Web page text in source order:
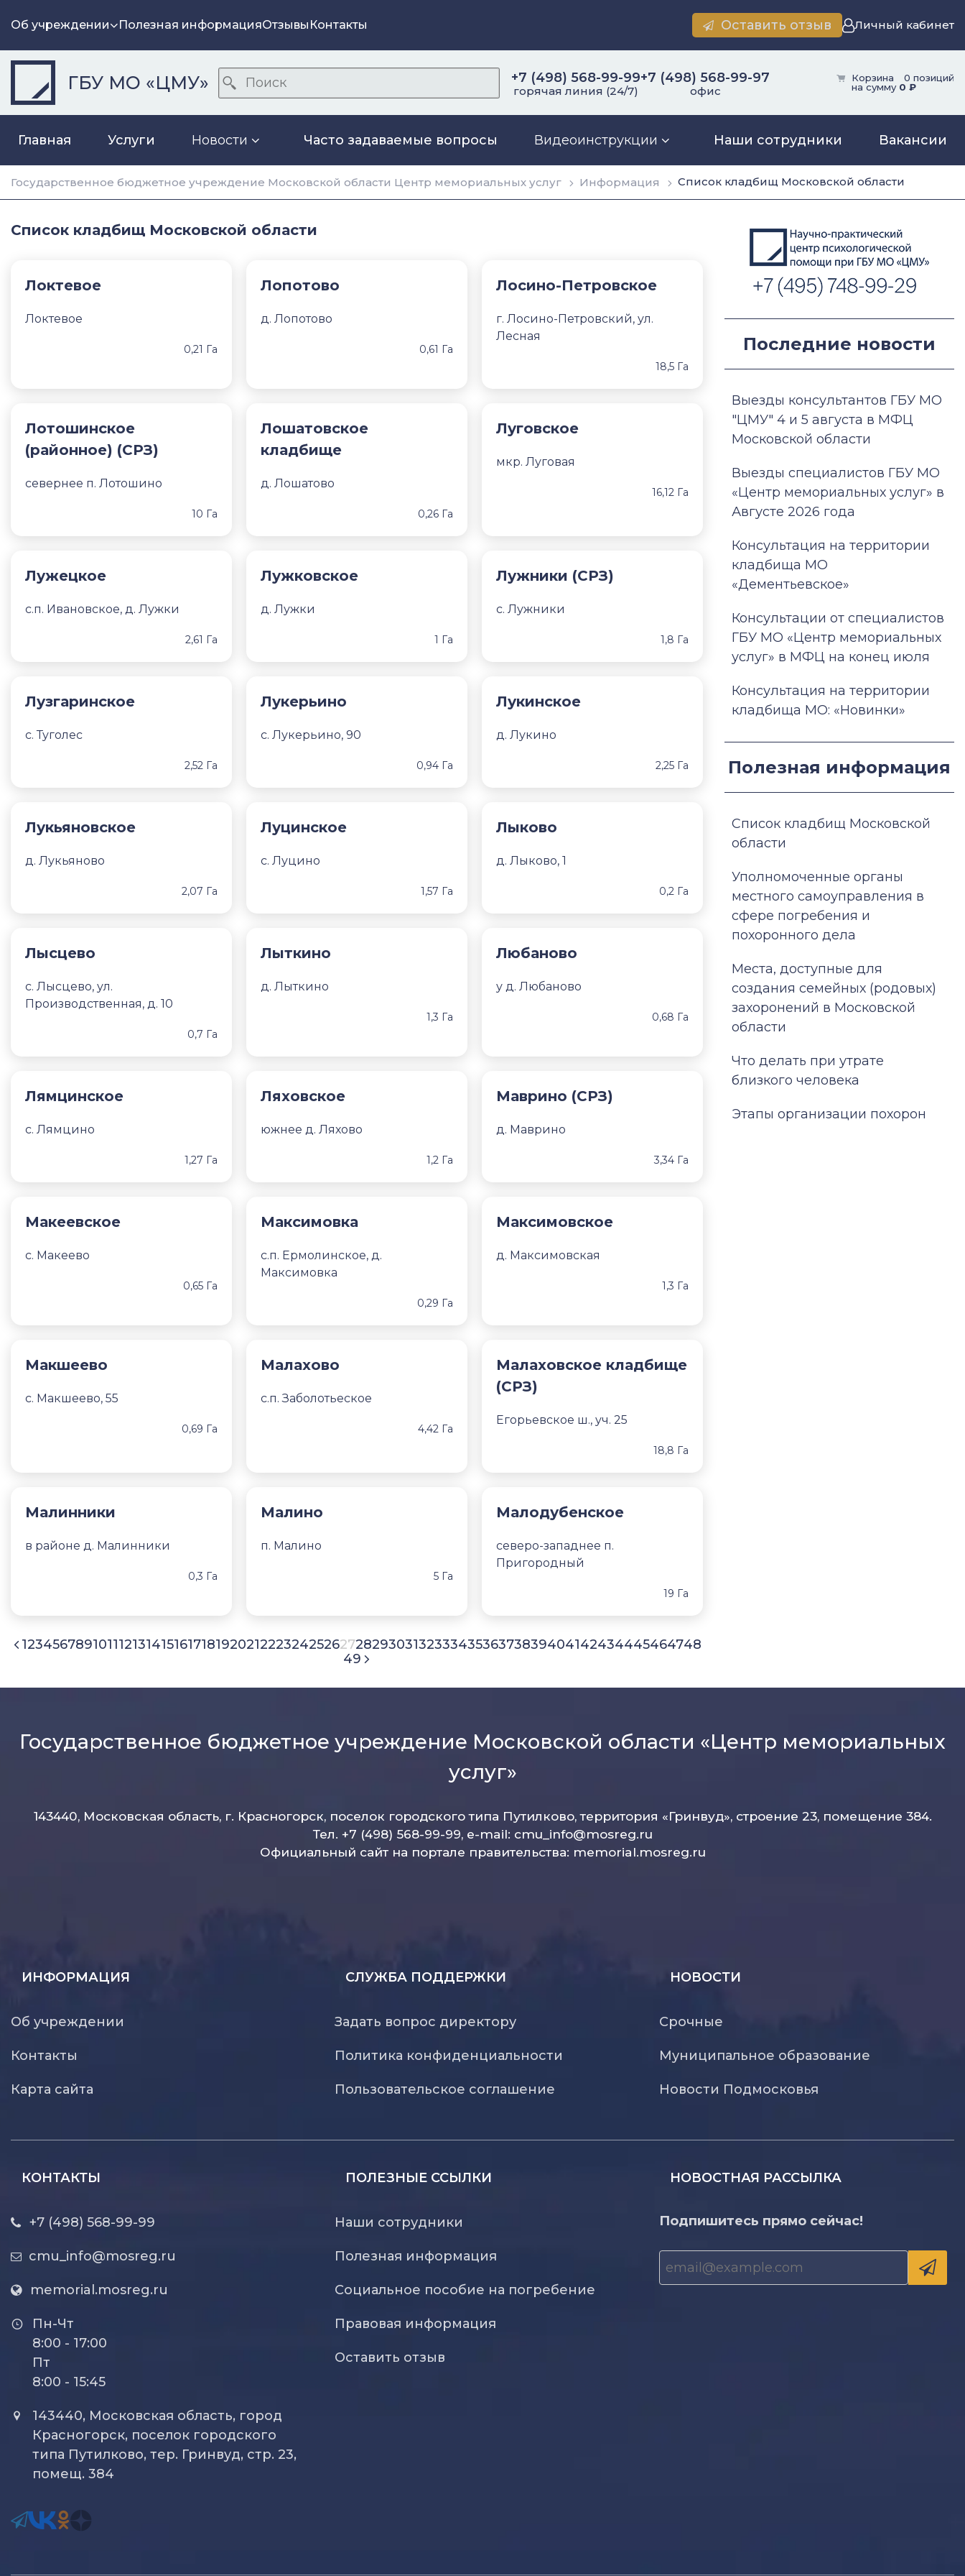
Об учреждении Полезная информацияОтзывы Контакты Оставить отзыв Личный кабинет
ГБУ МО «ЦМУ» +7 (498) 568-99-99
горячая линия (24/7)
+7 (498) 568-99-97
офис
Корзина
0 позиций
на сумму 0 ₽
Главная Услуги Новости Часто задаваемые вопросы Видеоинструкции Наши сотрудники Вакансии
Государственное бюджетное учреждение Московской области Центр мемориальных услуг Информация Список кладбищ Московской области
Список кладбищ Московской области
Локтевое
Локтевое
0,21 Га
Лопотово
д. Лопотово
0,61 Га
Лосино-Петровское
г. Лосино-Петровский, ул.
Лесная
18,5 Га
Лотошинское
(районное) (СРЗ)
севернее п. Лотошино
10 Га
Лошатовское
кладбище
д. Лошатово
0,26 Га
Луговское
мкр. Луговая
16,12 Га
Лужецкое
с.п. Ивановское, д. Лужки
2,61 Га
Лужковское
д. Лужки
1 Га
Лужники (СРЗ)
с. Лужники
1,8 Га
Лузгаринское
с. Туголес
2,52 Га
Лукерьино
с. Лукерьино, 90
0,94 Га
Лукинское
д. Лукино
2,25 Га
Лукьяновское
д. Лукьяново
2,07 Га
Луцинское
с. Луцино
1,57 Га
Лыково
д. Лыково, 1
0,2 Га
Лысцево
с. Лысцево, ул.
Производственная, д. 10
0,7 Га
Лыткино
д. Лыткино
1,3 Га
Любаново
у д. Любаново
0,68 Га
Лямцинское
с. Лямцино
1,27 Га
Ляховское
южнее д. Ляхово
1,2 Га
Маврино (СРЗ)
д. Маврино
3,34 Га
Макеевское
с. Макеево
0,65 Га
Максимовка
с.п. Ермолинское, д.
Максимовка
0,29 Га
Максимовское
д. Максимовская
1,3 Га
Макшеево
с. Макшеево, 55
0,69 Га
Малахово
с.п. Заболотьеское
4,42 Га
Малаховское кладбище
(СРЗ)
Егорьевское ш., уч. 25
18,8 Га
Малинники
в районе д. Малинники
0,3 Га
Малино
п. Малино
5 Га
Малодубенское
северо-западнее п.
Пригородный
19 Га
123456789101112131415161718192021222324252627282930313233343536373839404142434445464748
49
Последние новости
Выезды консультантов ГБУ МО
"ЦМУ" 4 и 5 августа в МФЦ
Московской области
Выезды специалистов ГБУ МО
«Центр мемориальных услуг» в
Августе 2026 года
Консультация на территории
кладбища МО
«Дементьевское»
Консультации от специалистов
ГБУ МО «Центр мемориальных
услуг» в МФЦ на конец июля
Консультация на территории
кладбища МО: «Новинки»
Полезная информация
Список кладбищ Московской
области
Уполномоченные органы
местного самоуправления в
сфере погребения и
похоронного дела
Места, доступные для
создания семейных (родовых)
захоронений в Московской
области
Что делать при утрате
близкого человека
Этапы организации похорон
Государственное бюджетное учреждение Московской области «Центр мемориальных
услуг»
143440, Московская область, г. Красногорск, поселок городского типа Путилково, территория «Гринвуд», строение 23, помещение 384.
Тел. +7 (498) 568-99-99, e-mail: cmu_info@mosreg.ru
Официальный сайт на портале правительства: memorial.mosreg.ru
ИНФОРМАЦИЯ
Об учреждении
Контакты
Карта сайта
СЛУЖБА ПОДДЕРЖКИ
Задать вопрос директору
Политика конфиденциальности
Пользовательское соглашение
НОВОСТИ
Срочные
Муниципальное образование
Новости Подмосковья
КОНТАКТЫ
+7 (498) 568-99-99
cmu_info@mosreg.ru
memorial.mosreg.ru
Пн-Чт
8:00 - 17:00
Пт
8:00 - 15:45
143440, Московская область, город
Красногорск, поселок городского
типа Путилково, тер. Гринвуд, стр. 23,
помещ. 384
ПОЛЕЗНЫЕ ССЫЛКИ
Наши сотрудники
Полезная информация
Социальное пособие на погребение
Правовая информация
Оставить отзыв
НОВОСТНАЯ РАССЫЛКА
Подпишитесь прямо сейчас!